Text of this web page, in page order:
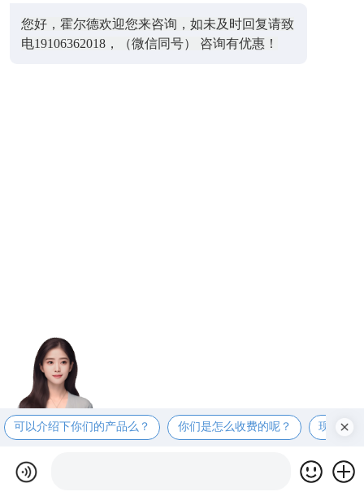
您好，霍尔德欢迎您来咨询，如未及时回复请致
电19106362018，（微信同号） 咨询有优惠！
可以介绍下你们的产品么？ 你们是怎么收费的呢？ 现在有